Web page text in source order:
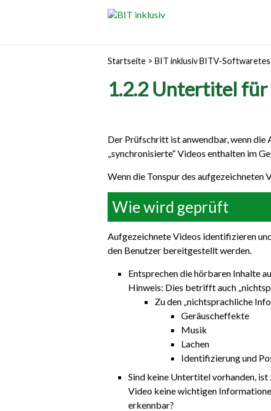
Startseite > BIT inklusiv BITV-
1.2.2 Untertitel für
Der Prüfschritt ist anwendbar, wenn die
„synchronisierte“ Videos enthalten im
Wenn die Tonspur des
Wie wird geprüft
Aufgezeichnete Videos identifizieren
den Benutzer bereitgestellt werden.
Entsprechen die hörbaren Inhalte
Hinweis: Dies betrifft auch
Zu den „nichtsprachliche
Geräuscheffekte
Musik
Lachen
Identifizierung und
Sind keine Untertitel vorhanden,
Video keine wichtigen
erkennbar?